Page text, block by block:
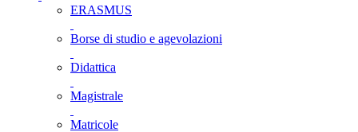
ERASMUS
Borse di studio e agevolazioni
Didattica
Magistrale
Matricole